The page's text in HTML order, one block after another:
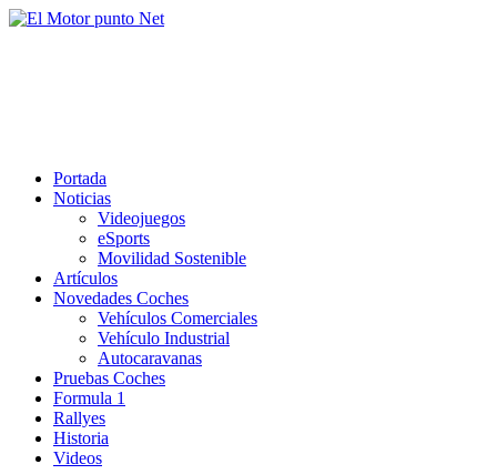
Saltar
Portada
Noticias
Videojuegos
eSports
Movilidad Sostenible
Artículos
Novedades Coches
Vehículos Comerciales
Vehículo Industrial
Autocaravanas
Pruebas Coches
Formula 1
Rallyes
Historia
Videos